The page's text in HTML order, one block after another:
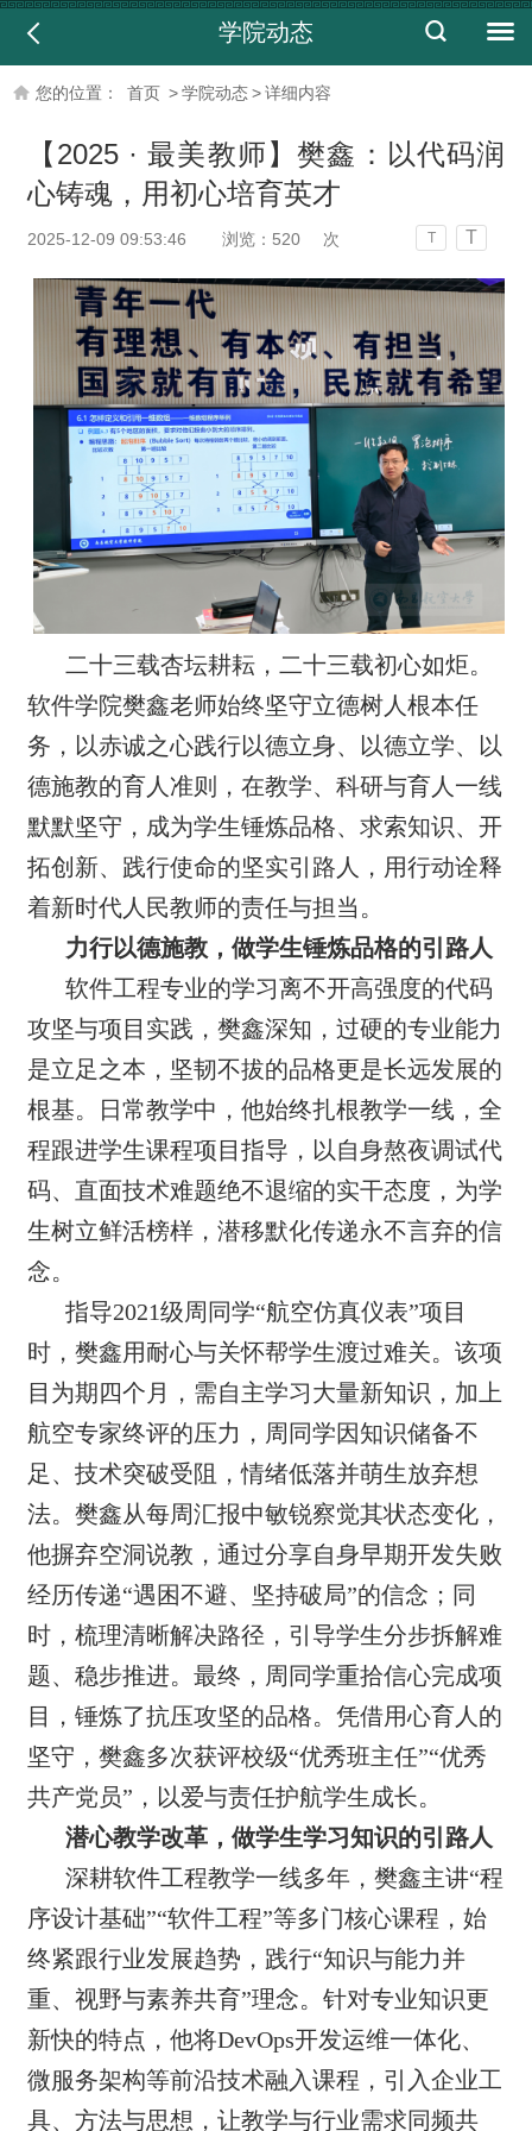
学院动态
您的位置： 首页 >学院动态>详细内容
【2025 · 最美教师】樊鑫：以代码润
心铸魂，用初心培育英才
2025-12-09 09:53:46 浏览： 520 次 T T
二十三载杏坛耕耘，二十三载初心如炬。
软件学院樊鑫老师始终坚守立德树人根本任
务，以赤诚之心践行以德立身、以德立学、以
德施教的育人准则，在教学、科研与育人一线
默默坚守，成为学生锤炼品格、求索知识、开
拓创新、践行使命的坚实引路人，用行动诠释
着新时代人民教师的责任与担当。
力行以德施教，做学生锤炼品格的引路人
软件工程专业的学习离不开高强度的代码
攻坚与项目实践，樊鑫深知，过硬的专业能力
是立足之本，坚韧不拔的品格更是长远发展的
根基。日常教学中，他始终扎根教学一线，全
程跟进学生课程项目指导，以自身熬夜调试代
码、直面技术难题绝不退缩的实干态度，为学
生树立鲜活榜样，潜移默化传递永不言弃的信
念。
指导2021级周同学“航空仿真仪表”项目
时，樊鑫用耐心与关怀帮学生渡过难关。该项
目为期四个月，需自主学习大量新知识，加上
航空专家终评的压力，周同学因知识储备不
足、技术突破受阻，情绪低落并萌生放弃想
法。樊鑫从每周汇报中敏锐察觉其状态变化，
他摒弃空洞说教，通过分享自身早期开发失败
经历传递“遇困不避、坚持破局”的信念；同
时，梳理清晰解决路径，引导学生分步拆解难
题、稳步推进。最终，周同学重拾信心完成项
目，锤炼了抗压攻坚的品格。凭借用心育人的
坚守，樊鑫多次获评校级“优秀班主任”“优秀
共产党员”，以爱与责任护航学生成长。
潜心教学改革，做学生学习知识的引路人
深耕软件工程教学一线多年，樊鑫主讲“程
序设计基础”“软件工程”等多门核心课程，始
终紧跟行业发展趋势，践行“知识与能力并
重、视野与素养共育”理念。针对专业知识更
新快的特点，他将DevOps开发运维一体化、
微服务架构等前沿技术融入课程，引入企业工
具、方法与思想，让教学与行业需求同频共